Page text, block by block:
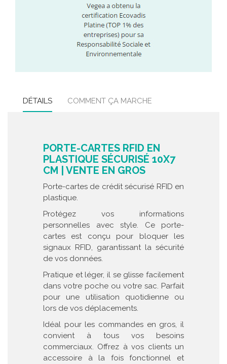
DÉTAILS COMMENT ÇA MARCHE
PORTE-CARTES RFID EN
PLASTIQUE SÉCURISÉ 10X7
CM | VENTE EN GROS
Porte-cartes de crédit sécurisé RFID en
plastique.
Protégez vos informations
personnelles avec style. Ce porte-
cartes est conçu pour bloquer les
signaux RFID, garantissant la sécurité
de vos données.
Pratique et léger, il se glisse facilement
dans votre poche ou votre sac. Parfait
pour une utilisation quotidienne ou
lors de vos déplacements.
Idéal pour les commandes en gros, il
convient à tous vos besoins
commerciaux. Offrez à vos clients un
accessoire à la fois fonctionnel et